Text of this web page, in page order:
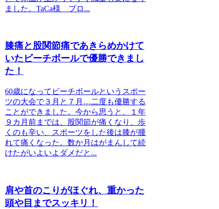
ました。TaCa様 プロ...
膝痛と股関節痛であきらめかけて
いたビーチボールで優勝できまし
た！
60歳になってビーチボールというスポー
ツの大会で３月と７月…二度も優勝する
ことができました。今から思うと、１年
９カ月前までは、股関節が痛くなり、歩
くのも辛い、スポーツをした後は膝が腫
れて痛くなった。数か月はがまんして続
けたがいよいよダメだと...
肩や首のこりがほぐれ、重かった
頭や目までスッキリ！